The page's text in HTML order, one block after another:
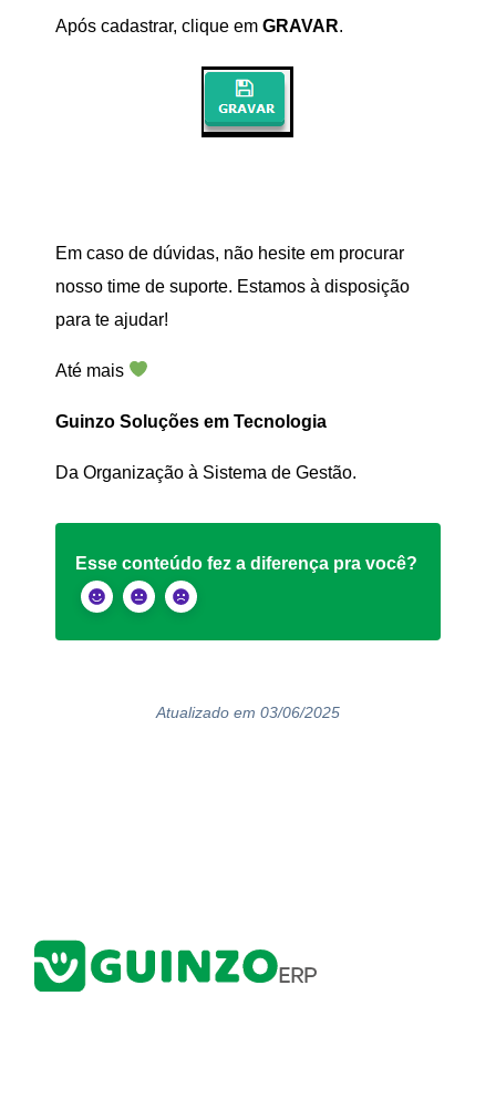
Após cadastrar, clique em GRAVAR.
Em caso de dúvidas, não hesite em procurar
nosso time de suporte. Estamos à disposição
para te ajudar!
Até mais
Guinzo Soluções em Tecnologia
Da Organização à Sistema de Gestão.
Esse conteúdo fez a diferença pra você?
Atualizado em 03/06/2025